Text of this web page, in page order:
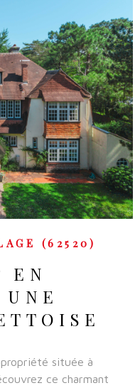
(62520)
EN
située à
ce charmant